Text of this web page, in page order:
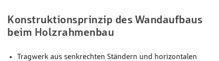
Konstruktionsprinzip des Wandaufbaus
beim Holzrahmenbau
Tragwerk aus senkrechten Ständern und horizontalen